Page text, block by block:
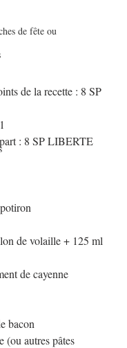
de fête ou
de la recette : 8 SP
: 8 SP LIBERTE
de volaille + 125 ml
de cayenne
bacon
(ou autres pâtes